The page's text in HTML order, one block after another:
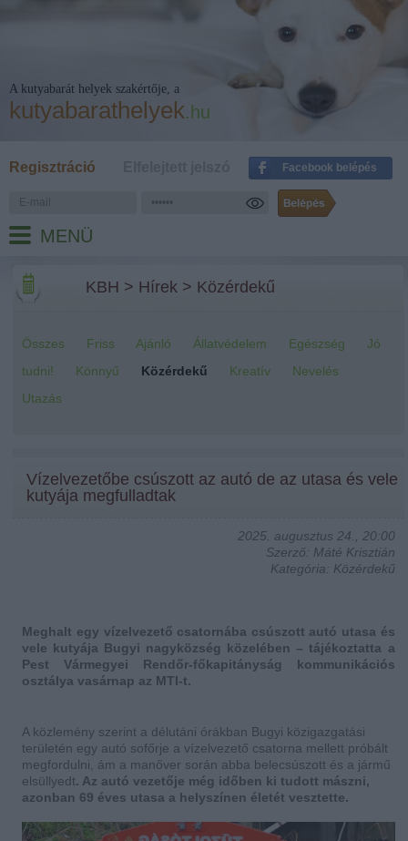
A kutyabarát helyek szakértője, a
kutyabarathelyek.hu
Regisztráció Facebook belépés
MENÜ
KBH > Hírek > Közérdekű
Összes Friss Ajánló Állatvédelem Egészség
Jó
tudni!
Könnyű Közérdekű Kreatív
Nevelés
Utazás
Vízelvezetőbe csúszott az autó de az utasa és vele
kutyája megfulladtak
2025. augusztus 24., 20:00
Szerző: Máté Krisztián
Kategória: Közérdekű
Meghalt egy vízelvezető csatornába csúszott autó utasa és
vele kutyája Bugyi nagyközség közelében – tájékoztatta a
Pest Vármegyei Rendőr-főkapitányság kommunikációs
osztálya vasárnap az MTI-t.
A közlemény szerint a délutáni órákban Bugyi közigazgatási
területén egy autó sofőrje a vízelvezető csatorna mellett próbált
megfordulni, ám a manőver során abba belecsúszott és a jármű
elsüllyedt. Az autó vezetője még időben ki tudott mászni,
azonban 69 éves utasa a helyszínen életét vesztette.